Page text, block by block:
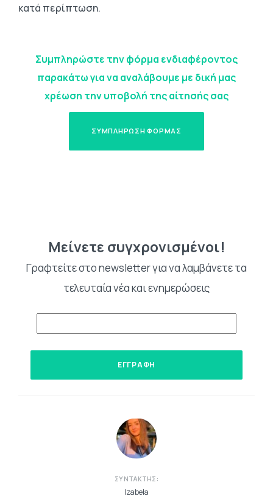
κατά περίπτωση.
Συμπληρώστε την φόρμα ενδιαφέροντος
παρακάτω για να αναλάβουμε με δική μας
χρέωση την υποβολή της αίτησής σας
ΣΥΜΠΛΗΡΩΣΗ ΦΟΡΜΑΣ
Μείνετε συγχρονισμένοι!
Γραφτείτε στο newsletter για να λαμβάνετε τα
τελευταία νέα και ενημερώσεις
ΣΥΝΤΆΚΤΗΣ:
Izabela